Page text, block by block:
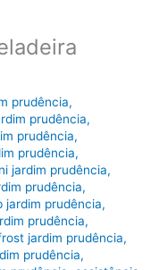
prudência,
prudência,
prudência,
prudência,
jardim prudência,
prudência,
jardim prudência,
prudência,
jardim prudência,
prudência,